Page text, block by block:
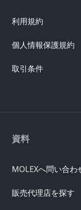
資料
MOLEXへ問い合わ
販売代理店を探す
利用規約
個人情報保護規約
取引条件